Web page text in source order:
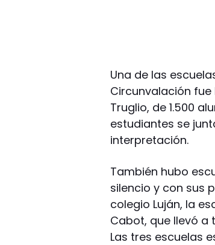
Una de las
Circunvalación fue
Truglio, de 1.500
estudiantes se
interpretación.
También hubo
silencio y con sus
colegio Luján, la
Cabot, que llevó a
Las tres escuelas